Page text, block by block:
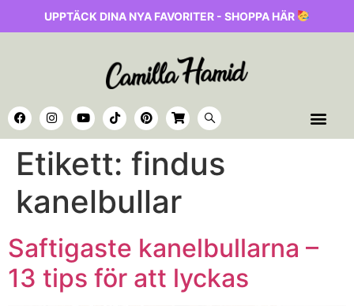
UPPTÄCK DINA NYA FAVORITER - SHOPPA HÄR
Etikett: findus
kanelbullar
Saftigaste kanelbullarna –
13 tips för att lyckas